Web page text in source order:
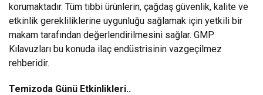
korumaktadır. Tüm tıbbi ürünlerin, çağdaş güvenlik, kalite ve
etkinlik gerekliliklerine uygunluğu sağlamak için yetkili bir
makam tarafından değerlendirilmesini sağlar. GMP
Kılavuzları bu konuda ilaç endüstrisinin vazgeçilmez
rehberidir.
Temizoda Günü Etkinlikleri..